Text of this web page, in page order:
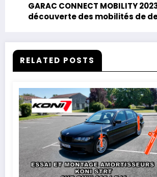
GARAC CONNECT MOBILITY
découverte des mobilités de
RELATED POSTS